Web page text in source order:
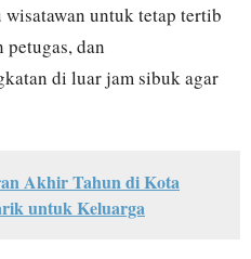
untuk tetap tertib
petugas, dan
di luar jam sibuk agar
Akhir Tahun di Kota
untuk Keluarga